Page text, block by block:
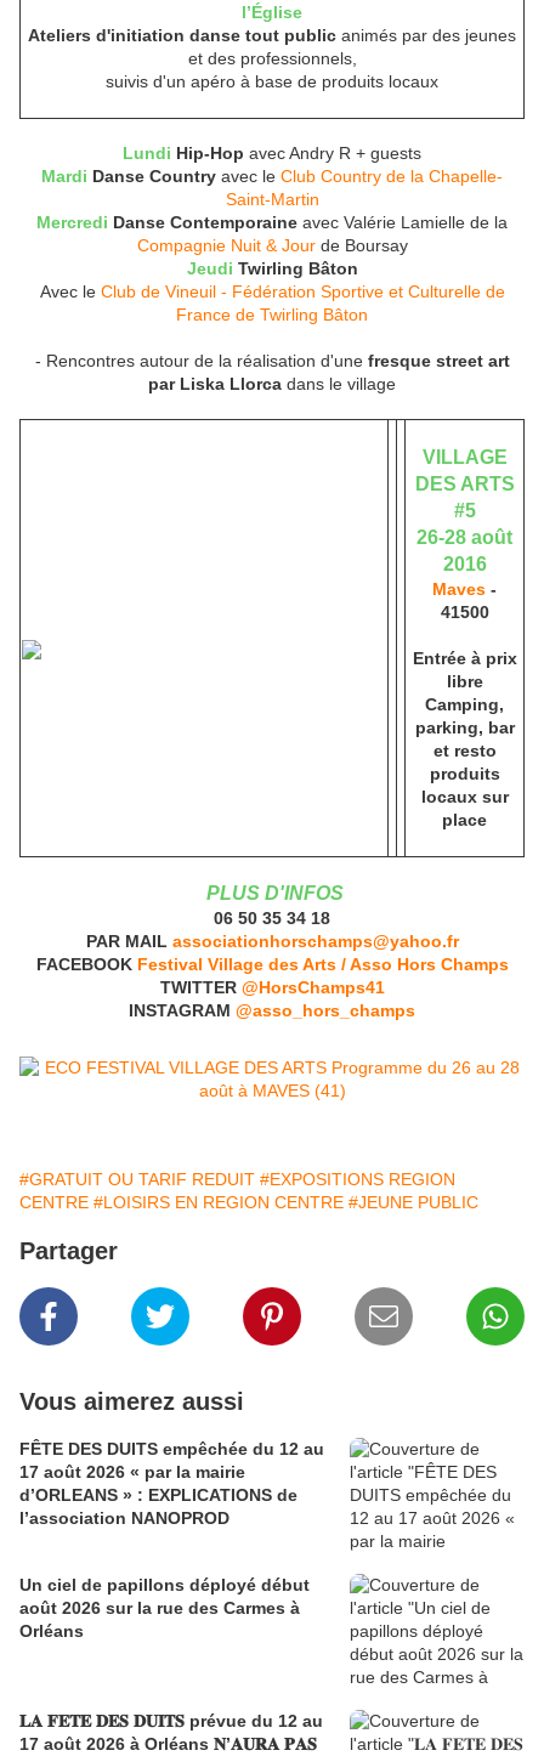
l’Église
Ateliers d'initiation danse tout public animés par des jeunes
et des professionnels,
suivis d'un apéro à base de produits locaux
Lundi Hip-Hop avecAndry R + guests
Mardi Danse Country avec le Club Country de la Chapelle-
Saint-Martin
Mercredi Danse Contemporaine avec Valérie Lamielle de la
Compagnie Nuit & Jourde Boursay
Jeudi Twirling Bâton
Avec le Club de Vineuil - Fédération Sportive et Culturelle de
France de Twirling Bâton
- Rencontres autour de la réalisation d'une fresque street art
par Liska Llorca dans le village
VILLAGE
DES ARTS
#5
26-28 août
2016
Maves -
41500
Entrée à prix
libre
Camping,
parking, bar
et resto
produits
locaux sur
place
PLUS D'INFOS
06 50 35 34 18
PAR MAIL associationhorschamps@yahoo.fr
FACEBOOK Festival Village des Arts / Asso Hors Champs
TWITTER @HorsChamps41
INSTAGRAM @asso_hors_champs
#GRATUIT OU TARIF REDUIT #EXPOSITIONS REGION
CENTRE #LOISIRS EN REGION CENTRE #JEUNE PUBLIC
Partager
Vous aimerez aussi
FÊTE DES DUITS empêchée du 12 au
17 août 2026 « par la mairie
d’ORLEANS » : EXPLICATIONS de
l’association NANOPROD
Un ciel de papillons déployé début
août 2026 sur la rue des Carmes à
Orléans
𝐋𝐀 𝐅𝐄𝐓𝐄 𝐃𝐄𝐒 𝐃𝐔𝐈𝐓𝐒 prévue du 12 au
17 août 2026 à Orléans 𝐍’𝐀𝐔𝐑𝐀 𝐏𝐀𝐒